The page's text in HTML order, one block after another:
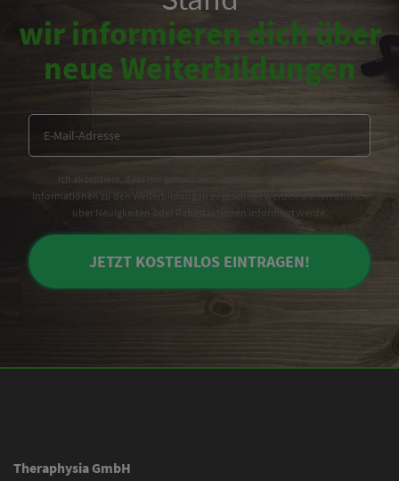
wir informieren dich über
neue Weiterbildungen
Ich akzeptiere, dass mir gemäß den Datenschutzbestimmungen
Informationen zu den Weiterbildungen zugeschickt werden dürfen und ich
über Neuigkeiten oder Rabattaktionen informiert werde.
JETZT KOSTENLOS EINTRAGEN!
Theraphysia GmbH